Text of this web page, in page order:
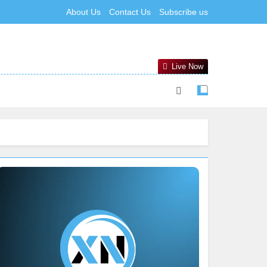
About Us Contact Us Subscribe us
Live Now